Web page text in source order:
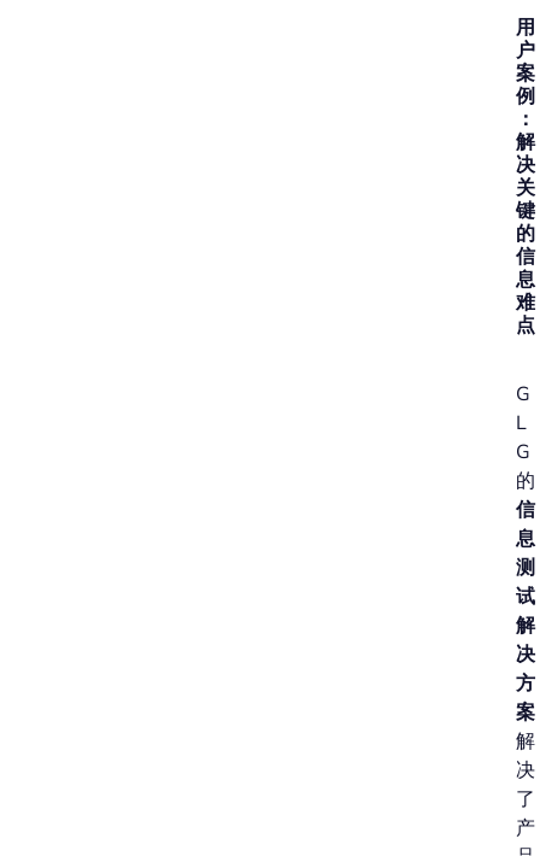
用
户
案
例
：
解
决
关
键
的
信
息
难
点
G
L
G
的
信
息
测
试
解
决
方
案
解
决
了
产